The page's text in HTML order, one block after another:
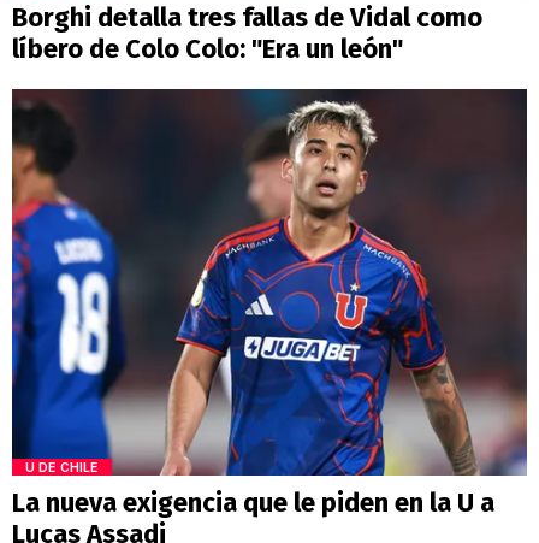
Borghi detalla tres fallas de Vidal como
líbero de Colo Colo: "Era un león"
U DE CHILE
La nueva exigencia que le piden en la U a
Lucas Assadi